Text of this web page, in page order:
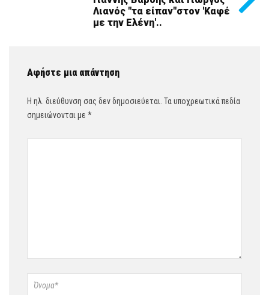
Λιανός "τα είπαν"στον 'Καφέ
με την Ελένη'..
Αφήστε μια απάντηση
Η ηλ. διεύθυνση σας δεν δημοσιεύεται. Τα υποχρεωτικά πεδία
σημειώνονται με *